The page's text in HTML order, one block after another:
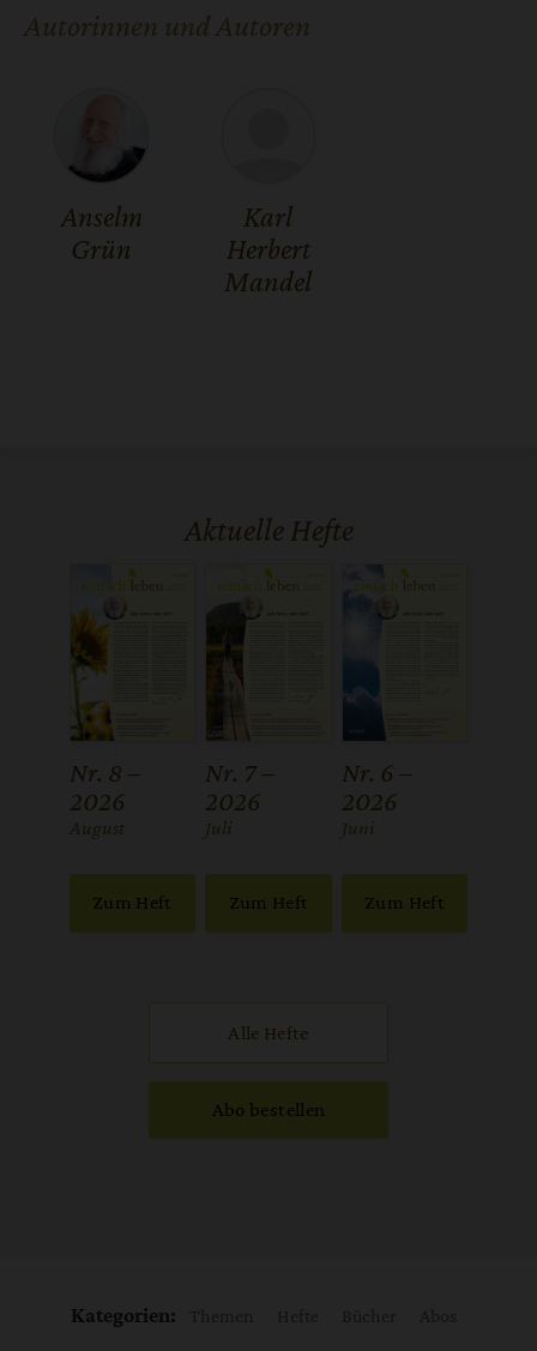
Autorinnen und Autoren
Anselm
Grün
Karl
Herbert
Mandel
Aktuelle Hefte
Nr. 8 –
2026
:
August
Zum Heft
Nr. 7 –
2026
:
Juli
Zum Heft
Nr. 6 –
2026
:
Juni
Zum Heft
Alle Hefte
Abo bestellen
Kategorien: